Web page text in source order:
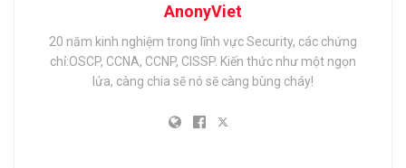
AnonyViet
20 năm kinh nghiệm trong lĩnh vực Security, các chứng
chỉ:OSCP, CCNA, CCNP, CISSP. Kiến thức như một ngọn
lửa, càng chia sẽ nó sẽ càng bùng cháy!